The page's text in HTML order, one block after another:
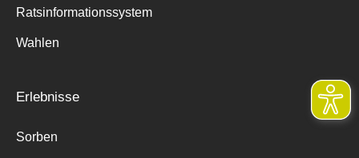
Ratsinformationssystem
Wahlen
Erlebnisse
Sorben